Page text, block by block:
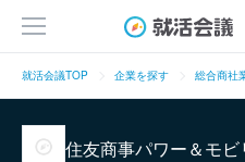
就活会議TOP 企業を探す 総合商社
住友商事パワー＆モ